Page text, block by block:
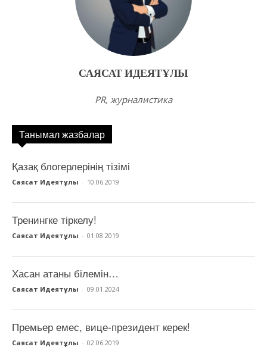
САЯСАТ ИДЕЯТҰЛЫ
PR, журналистика
Танымал жазбалар
Қазақ блогерлерінің тізімі
Саясат Идеятұлы - 10.06.2019
Тренингке тіркелу!
Саясат Идеятұлы - 01.08.2019
Хасан атаны білемін…
Саясат Идеятұлы - 09.01.2024
Премьер емес, вице-президент керек!
Саясат Идеятұлы - 02.06.2019